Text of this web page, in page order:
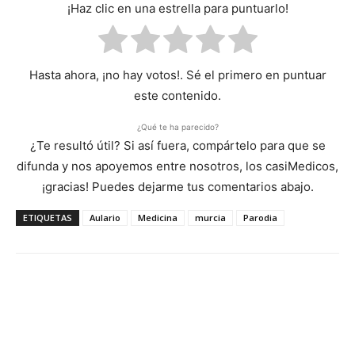
¡Haz clic en una estrella para puntuarlo!
Hasta ahora, ¡no hay votos!. Sé el primero en puntuar
este contenido.
¿Qué te ha parecido?
¿Te resultó útil? Si así fuera, compártelo para que se
difunda y nos apoyemos entre nosotros, los casiMedicos,
¡gracias! Puedes dejarme tus comentarios abajo.
ETIQUETAS Aulario Medicina murcia Parodia